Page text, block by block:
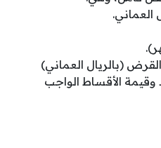
العماني.
(بالريال العماني)
وقيمة الأقساط الواجب